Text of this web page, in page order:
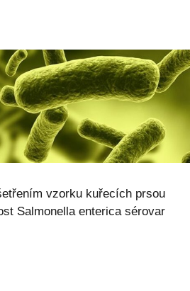
vzorku kuřecích prsou
Salmonella enterica sérovar